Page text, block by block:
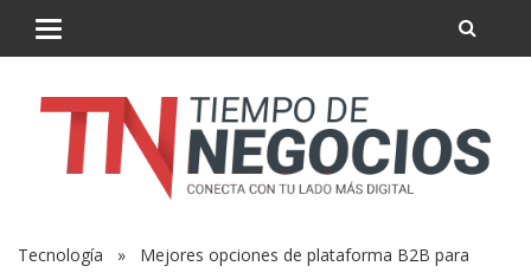
Tecnología » Mejores opciones de plataforma B2B para